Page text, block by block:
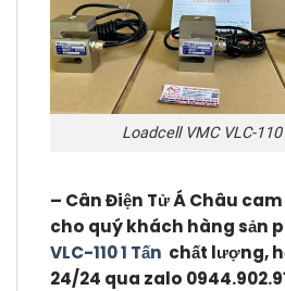
Loadcell VMC VLC-
– Cân Điện Tử Á Châu
cho quý khách hàng sản
VLC-110 1 Tấn chất lượng,
24/24 qua zalo